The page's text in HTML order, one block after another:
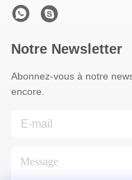
Notre Newsletter
Abonnez-vous à notre
encore.